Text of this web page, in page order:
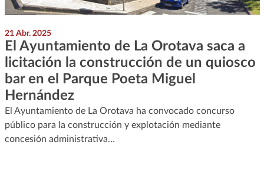
21 Abr. 2025
El Ayuntamiento de La Orotava saca a
licitación la construcción de un quiosco
bar en el Parque Poeta Miguel
Hernández
El Ayuntamiento de La Orotava ha convocado concurso
público para la construcción y explotación mediante
concesión administrativa…